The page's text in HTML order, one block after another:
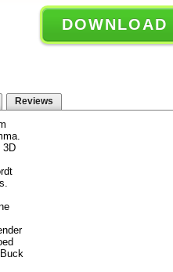
DOWNLOAD
Reviews
3D